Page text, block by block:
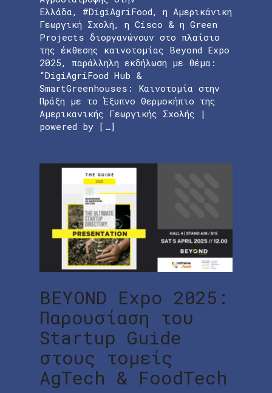
Ελλάδα, #DigiAgriFood, η Αμερικάνικη
Γεωργική Σχολή, η Cisco & η Green
Projects διοργανώνουν στο πλαίσιο
της έκθεσης καινοτομίας Beyond Expo
2025, παράλληλη εκδήλωση με θέμα:
“DigiAgriFood Hub &
SmartGreenhouses: Καινοτομία στην
Πράξη με το Έξυπνο Θερμοκήπιο της
Αμερικανικής Γεωργικής Σχολής |
powered by […]
BEYOND Expo 2025:
Παρουσίαση του
Startup Guide
στους τομείς
AgTech & FoodTech